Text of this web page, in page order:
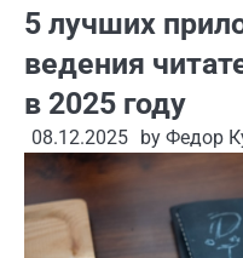
5 лучших
ведения
в 2025 году
08.12.2025 by Федор